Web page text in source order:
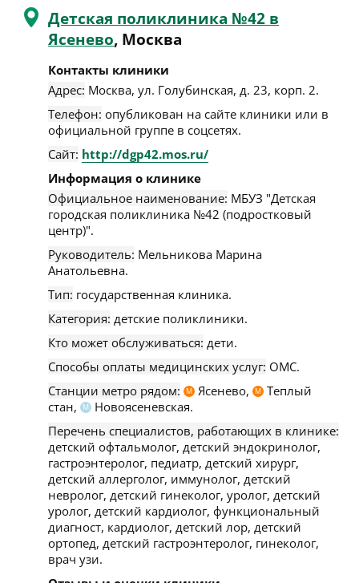
Детская поликлиника №42 в
Ясенево, Москва
Контакты клиники
Адрес: Москва, ул. Голубинская, д. 23, корп. 2.
Телефон: опубликован на сайте клиники или в
официальной группе в соцсетях.
Сайт: http://dgp42.mos.ru/
Информация о клинике
Официальное наименование: МБУЗ "Детская
городская поликлиника №42 (подростковый
центр)".
Руководитель: Мельникова Марина
Анатольевна.
Тип: государственная клиника.
Категория: детские поликлиники.
Кто может обслуживаться: дети.
Способы оплаты медицинских услуг: ОМС.
Станции метро рядом:
М Ясенево, М Теплый
стан,
М
Новоясеневская.
Перечень специалистов, работающих в клинике:
детский офтальмолог, детский эндокринолог,
гастроэнтеролог, педиатр, детский хирург,
детский аллерголог, иммунолог, детский
невролог, детский гинеколог, уролог, детский
уролог, детский кардиолог, функциональный
диагност, кардиолог, детский лор, детский
ортопед, детский гастроэнтеролог, гинеколог,
врач узи.